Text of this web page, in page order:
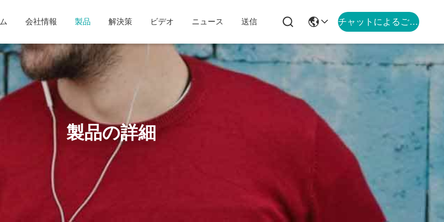
会社情報 製品 解決策 ビデオ ニュース 送信 チャットによるご相談
製品の詳細